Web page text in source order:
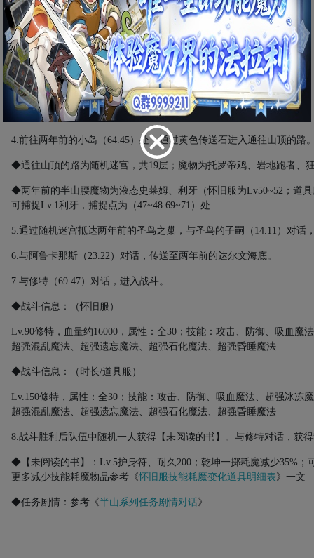
◆本任务为支线，可跳过
2.与亡灵修特（69.50）对话，传送至两年前的小岛。
3.与瑞娜（56.75 ）对话，获得【鳗鱼饭】。
◆此【鳗鱼饭】为任务道具，不可补魔，无法交易，登出不消失
◆若去两年前的半山腰捕捉Lv1利牙可跳过此步
4.前往两年前的小岛（64.45）处，通过黄色传送石进入通往山顶的路
◆通往山顶的路为随机迷宫，共19层；魔物为托罗帝鸡、岩地跑者、
◆两年前的半山腰魔物为液态史莱姆、利牙（怀旧服为Lv50~52 ；道
可捕捉Lv.1利牙，捕捉点为（47~48.69~71 ）处
5.通过随机迷宫抵达两年前的圣鸟之巢，与圣鸟的子嗣（ 14.11 ）对话
6.与阿鲁卡那斯（23.22）对话，传送至两年前的达尔文海底。
7.与修特（69.47）对话，进入战斗。
◆战斗信息：（怀旧服）
Lv.90修特，血量约16000 ，属性：全30 ；技能：攻击、防御、吸血魔
超强混乱魔法、超强遗忘魔法、超强石化魔法、超强昏睡魔法
◆战斗信息：（时长/道具服）
Lv.150修特，属性：全30 ；技能：攻击、防御、吸血魔法、超强冰冻
超强混乱魔法、超强遗忘魔法、超强石化魔法、超强昏睡魔法
8.战斗胜利后队伍中随机一人获得【未阅读的书】。与修特对话，获
◆【未阅读的书】： Lv.5护身符、耐久200 ；乾坤一掷耗魔减少35% ；
更多减少技能耗魔物品参考《怀旧服技能耗魔变化道具明细表》一文
◆任务剧情：参考《半山系列任务剧情对话》